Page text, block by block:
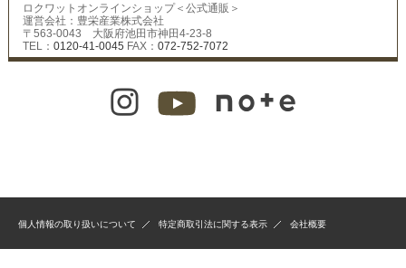
ロクワットオンラインショップ＜公式通販＞
運営会社：豊栄産業株式会社
〒563-0043 大阪府池田市神田4-23-8
TEL： 0120-41-0045 FAX： 072-752-7072
個人情報の取り扱いについて 特定商取引法に関する表示 会社概要